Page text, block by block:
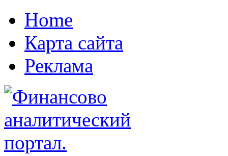
Home
Карта сайта
Реклама